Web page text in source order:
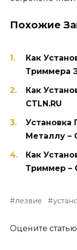
Похожие
Как
Триммера
Как
CTLN.RU
Установка
Металлу –
Как
Триммер –
лезвие
Оцените статью